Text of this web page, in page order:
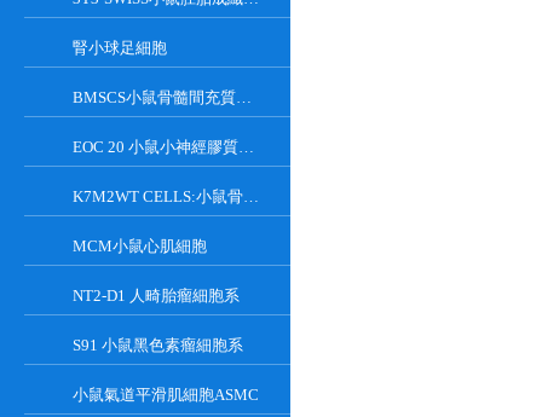
腎小球足細胞
BMSCS小鼠骨髓間充質干細胞
EOC 20 小鼠小神經膠質細胞系
K7M2WT CELLS:小鼠骨肉瘤成骨細胞系
MCM小鼠心肌細胞
NT2-D1 人畸胎瘤細胞系
S91 小鼠黑色素瘤細胞系
小鼠氣道平滑肌細胞ASMC